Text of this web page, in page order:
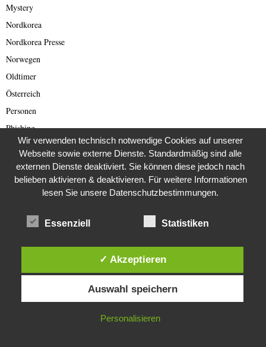
Mystery
Nordkorea
Nordkorea Presse
Norwegen
Oldtimer
Österreich
Personen
Phishing
Polen
Politik
Politik der USA
Pressefreiheit
Promis und Royals
Rechtsradikale
Reisen
Diese Website verwendet Cookies. Durch die weitere Nutzung dieser
Website stimmst du der Verwendung von Cookies zu.
IN ORDNUNG
Wir verwenden technisch notwendige Cookies auf unserer
Webseite sowie externe Dienste. Standardmäßig sind alle
externen Dienste deaktiviert. Sie können diese jedoch nach
belieben aktivieren & deaktivieren. Für weitere Informationen
lesen Sie unsere Datenschutzbestimmungen.
Essenziell Statistiken
✓ Akzeptieren
Auswahl speichern
Personalisieren